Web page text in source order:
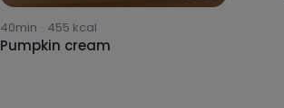
40min · 455 kcal
Pumpkin cream